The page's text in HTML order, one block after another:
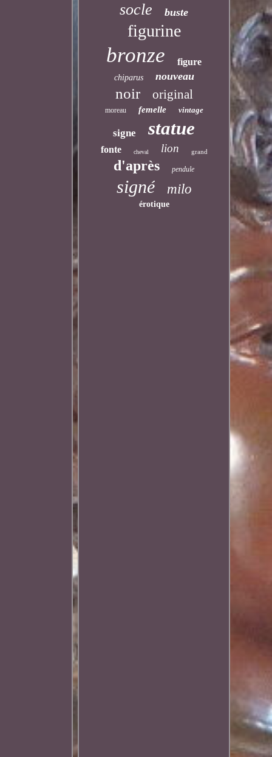
socle buste
figurine
bronze figure
chiparus nouveau
noir original
moreau femelle vintage
signe statue
fonte cheval lion grand
d'après pendule
signé milo
érotique